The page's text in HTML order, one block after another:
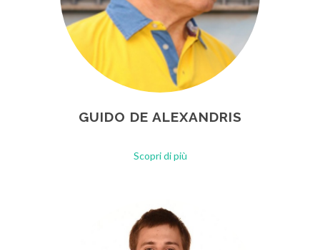
GUIDO DE ALEXANDRIS
Scopri di più